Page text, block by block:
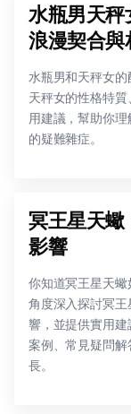
水瓶男天秤
浪漫契合與
水瓶男和天秤女
天秤女的性格特
用建議，幫助你
的疑難雜症。
冥王星天蠍
影響
你知道冥王星天
角度深入探討冥
響，並提供實用
案例、常見疑問
長。